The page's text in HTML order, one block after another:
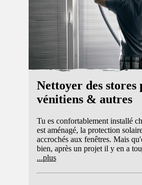
Nettoyer des stores
vénitiens & autres
Tu es confortablement installé
est aménagé, la protection
accrochés aux fenêtres. Mais
bien, après un projet il y en a
...plus